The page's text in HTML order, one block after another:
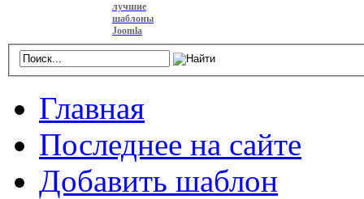
лучшие
шаблоны
Joomla
Главная
Последнее на сайте
Добавить шаблон